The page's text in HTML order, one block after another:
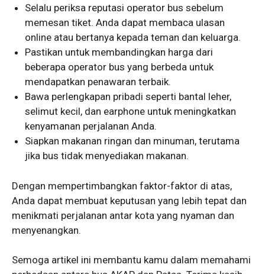
Selalu periksa reputasi operator bus sebelum
memesan tiket. Anda dapat membaca ulasan
online atau bertanya kepada teman dan keluarga.
Pastikan untuk membandingkan harga dari
beberapa operator bus yang berbeda untuk
mendapatkan penawaran terbaik.
Bawa perlengkapan pribadi seperti bantal leher,
selimut kecil, dan earphone untuk meningkatkan
kenyamanan perjalanan Anda.
Siapkan makanan ringan dan minuman, terutama
jika bus tidak menyediakan makanan.
Dengan mempertimbangkan faktor-faktor di atas,
Anda dapat membuat keputusan yang lebih tepat dan
menikmati perjalanan antar kota yang nyaman dan
menyenangkan.
Semoga artikel ini membantu kamu dalam memahami